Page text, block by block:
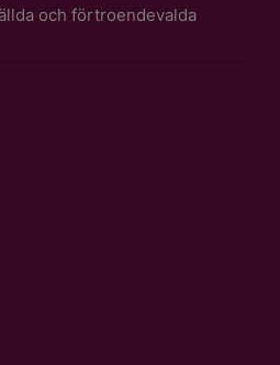
och förtroendevalda